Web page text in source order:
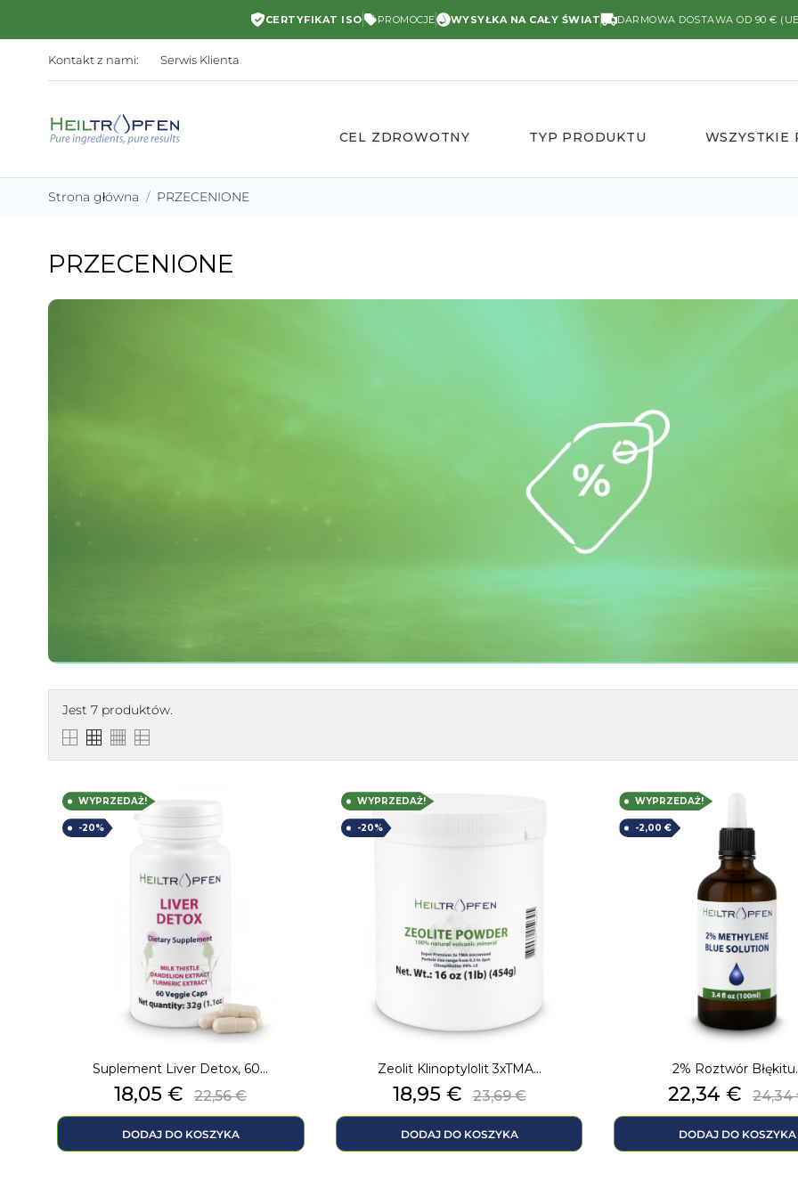
CERTYFIKAT ISO PROMOCJE WYSYŁKA NA CAŁY ŚWIAT DARMOWA DOSTAWA OD 90 €
Kontakt z nami: Serwis Klienta
CEL ZDROWOTNY TYP PRODUKTU WSZYSTKIE
Strona główna PRZECENIONE
PRZECENIONE
Jest 7 produktów.
Suplement Liver Detox, 60...
Cena
18,05 € Cena
podstawowa
22,56 €
DODAJ DO KOSZYKA
WYPRZEDAŻ!
-20%
Zeolit Klinoptylolit 3xTMA...
Cena
18,95 € Cena
podstawowa
23,69 €
DODAJ DO KOSZYKA
WYPRZEDAŻ!
-20%
2% Roztwór
Cena
22,34 € Cena
24,34
DODAJ DO KOSZYKA
WYPRZEDAŻ!
-2,00 €